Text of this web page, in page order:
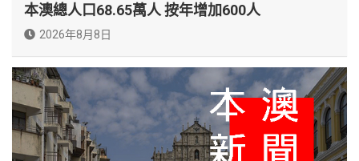
本澳總人口68.65萬人 按年增加600人
2026年8月8日